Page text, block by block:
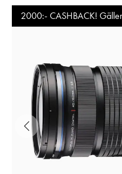
2000:- CASHBACK!